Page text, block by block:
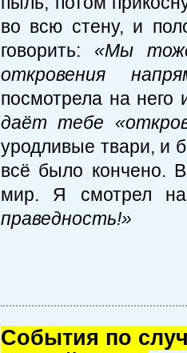
во всю стену, и
говорить: «Мы
откровения
посмотрела на него
даёт тебе
уродливые твари, и
всё было кончено.
мир. Я смотрел
праведность!»
Cобытия по